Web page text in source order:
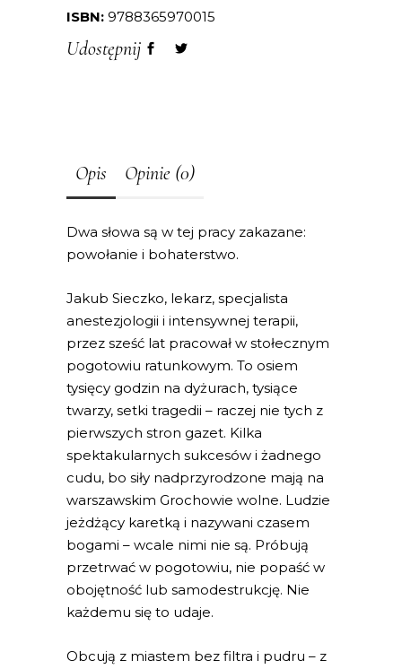
ISBN: 9788365970015
Udostępnij
Opis Opinie (0)
Dwa słowa są w tej pracy zakazane:
powołanie i bohaterstwo.
Jakub Sieczko, lekarz, specjalista
anestezjologii i intensywnej terapii,
przez sześć lat pracował w stołecznym
pogotowiu ratunkowym. To osiem
tysięcy godzin na dyżurach, tysiące
twarzy, setki tragedii – raczej nie tych z
pierwszych stron gazet. Kilka
spektakularnych sukcesów i żadnego
cudu, bo siły nadprzyrodzone mają na
warszawskim Grochowie wolne. Ludzie
jeżdżący karetką i nazywani czasem
bogami – wcale nimi nie są. Próbują
przetrwać w pogotowiu, nie popaść w
obojętność lub samodestrukcję. Nie
każdemu się to udaje.
Obcują z miastem bez filtra i pudru – z